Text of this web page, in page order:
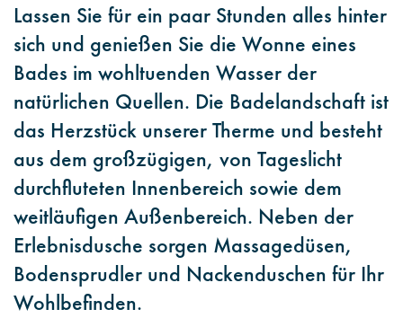
Lassen Sie für ein paar Stunden alles hinter
sich und genießen Sie die Wonne eines
Bades im wohltuenden Wasser der
natürlichen Quellen. Die Badelandschaft ist
das Herzstück unserer Therme und besteht
aus dem großzügigen, von Tageslicht
durchfluteten Innenbereich sowie dem
weitläufigen Außenbereich. Neben der
Erlebnisdusche sorgen Massagedüsen,
Bodensprudler und Nackenduschen für Ihr
Wohlbefinden.